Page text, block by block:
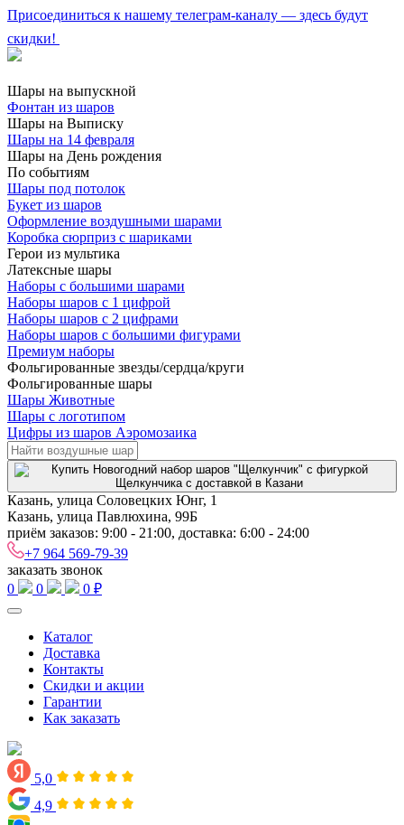
Присоединиться к нашему телеграм-каналу — здесь будут
скидки!
Шары на выпускной
Фонтан из шаров
Шары на Выписку
Шары на 14 февраля
Шары на День рождения
По событиям
Шары под потолок
Букет из шаров
Оформление воздушными шарами
Коробка сюрприз с шариками
Герои из мультика
Латексные шары
Наборы с большими шарами
Наборы шаров с 1 цифрой
Наборы шаров с 2 цифрами
Наборы шаров с большими фигурами
Премиум наборы
Фольгированные звезды/сердца/круги
Фольгированные шары
Шары Животные
Шары с логотипом
Цифры из шаров Аэромозаика
Казань, улица Соловецких Юнг, 1
Казань, улица Павлюхина, 99Б
приём заказов: 9:00 - 21:00, доставка: 6:00 - 24:00
+7 964 569-79-39
заказать звонок
0
0 0 ₽
Каталог
Доставка
Контакты
Скидки и акции
Гарантии
Как заказать
5,0
4,9